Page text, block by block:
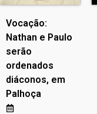
Vocação:
Nathan e Paulo
serão
ordenados
diáconos, em
Palhoça